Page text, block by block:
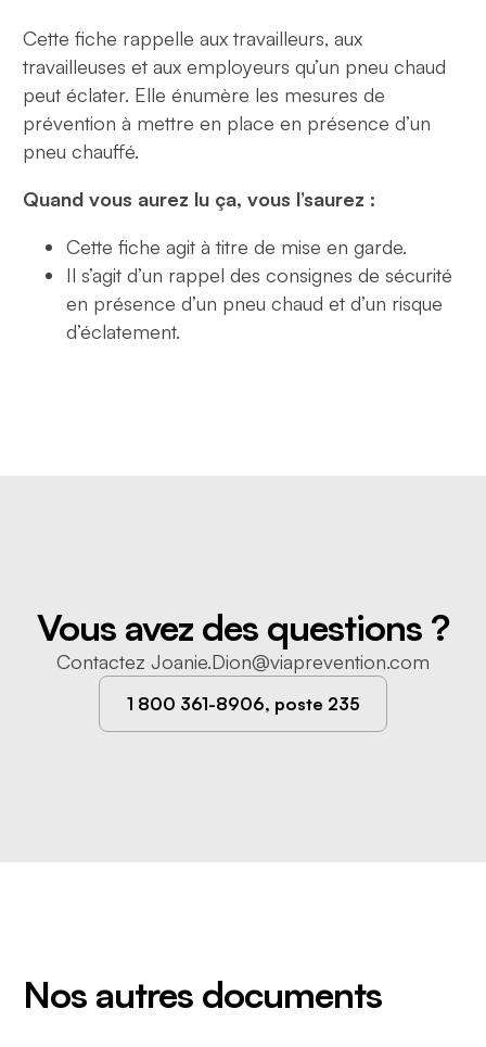
Cette fiche rappelle aux travailleurs, aux
travailleuses et aux employeurs qu’un pneu chaud
peut éclater. Elle énumère les mesures de
prévention à mettre en place en présence d’un
pneu chauffé.
Quand vous aurez lu ça, vous l’saurez :
Cette fiche agit à titre de mise en garde.
Il s’agit d’un rappel des consignes de sécurité
en présence d’un pneu chaud et d’un risque
d’éclatement.
Vous avez des questions ?
Contactez Joanie.Dion@viaprevention.com
1 800 361-8906, poste 235
Nos autres documents